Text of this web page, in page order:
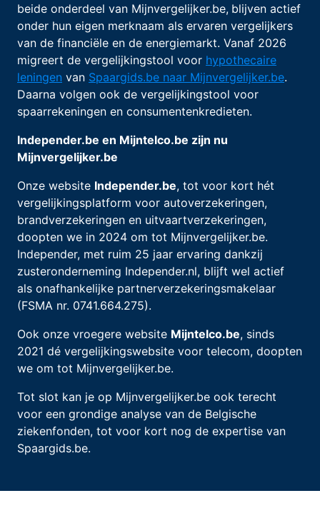
beide onderdeel van Mijnvergelijker.be, blijven actief
onder hun eigen merknaam als ervaren vergelijkers
van de financiële en de energiemarkt. Vanaf 2026
migreert de vergelijkingstool voor hypothecaire
leningen van Spaargids.be naar Mijnvergelijker.be.
Daarna volgen ook de vergelijkingstool voor
spaarrekeningen en consumentenkredieten.
Independer.be en Mijntelco.be zijn nu
Mijnvergelijker.be
Onze website Independer.be, tot voor kort hét
vergelijkingsplatform voor autoverzekeringen,
brandverzekeringen en uitvaartverzekeringen,
doopten we in 2024 om tot Mijnvergelijker.be.
Independer, met ruim 25 jaar ervaring dankzij
zusteronderneming Independer.nl, blijft wel actief
als onafhankelijke partnerverzekeringsmakelaar
(FSMA nr. 0741.664.275).
Ook onze vroegere website Mijntelco.be, sinds
2021 dé vergelijkingswebsite voor telecom, doopten
we om tot Mijnvergelijker.be.
Tot slot kan je op Mijnvergelijker.be ook terecht
voor een grondige analyse van de Belgische
ziekenfonden, tot voor kort nog de expertise van
Spaargids.be.